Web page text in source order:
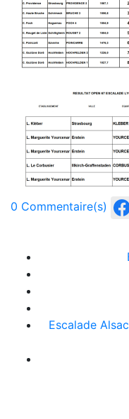
0 Commentaire(s)
Escalade